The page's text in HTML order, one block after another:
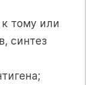
тому или
синтез